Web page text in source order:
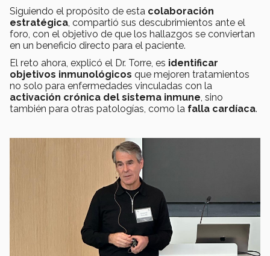
Siguiendo el propósito de esta colaboración
estratégica , compartió sus descubrimientos ante el
foro, con el objetivo de que los hallazgos se conviertan
en un beneficio directo para el paciente.
El reto ahora, explicó el Dr. Torre, es identificar
objetivos inmunológicos que mejoren tratamientos
no solo para enfermedades vinculadas con la
activación crónica del sistema inmune , sino
también para otras patologías, como la falla cardíaca.